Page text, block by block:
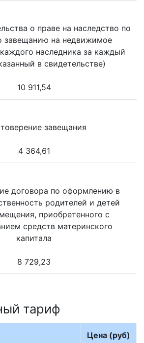
о праве на наследство по
завещанию на недвижимое
наследника за каждый
в свидетельстве)
10 911,54
завещания
4 364,61
договора по оформлению в
родителей и детей
приобретенного с
средств материнского
капитала
8 729,23
тариф
Цена (руб)